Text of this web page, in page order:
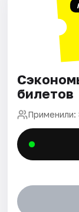
билетов
Применили: